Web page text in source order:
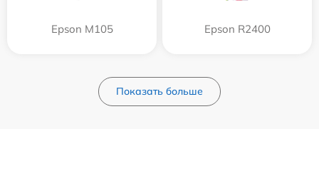
Epson M105 Epson R2400
Показать больше